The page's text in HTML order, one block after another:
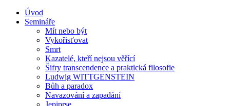
Úvod
Semináře
Mít nebo být
Vykořisťovat
Smrt
Kazatelé, kteří nejsou věřící
Šifry transcendence a praktická filosofie
Ludwig WITTGENSTEIN
Bůh a paradox
Navazování a zapadání
Jepiprse